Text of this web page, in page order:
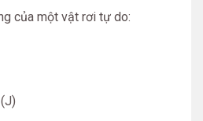
của một vật rơi tự do: